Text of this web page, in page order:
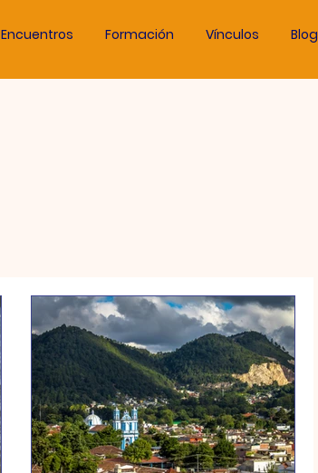
Encuentros Formación Vínculos Blog